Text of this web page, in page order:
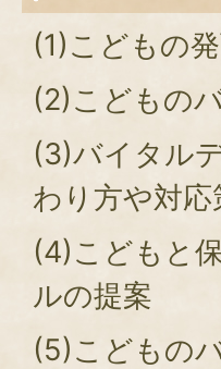
(1)こどもの
(2)こどもの
(3)バイタル
わり方や対応
(4)こどもと
ルの提案
(5)こどもの